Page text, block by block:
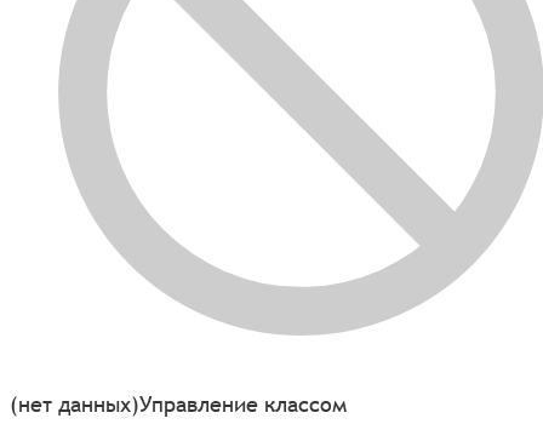
(нет данных)Управление классом